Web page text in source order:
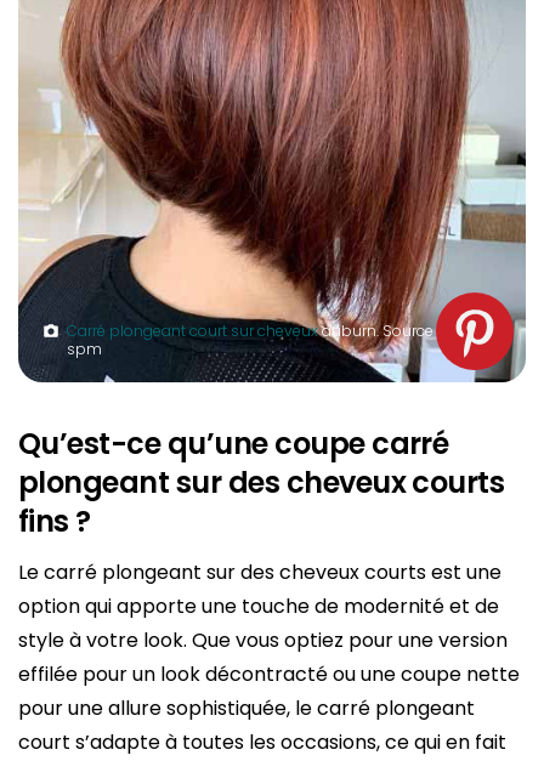
Carré plongeant court sur cheveuxauburn. Source :
spm
Qu’est-ce qu’une coupe carré
plongeant sur des cheveux courts
fins ?
Le carré plongeant sur des cheveux courts est une
option qui apporte une touche de modernité et de
style à votre look. Que vous optiez pour une version
effilée pour un look décontracté ou une coupe nette
pour une allure sophistiquée, le carré plongeant
court s’adapte à toutes les occasions, ce qui en fait